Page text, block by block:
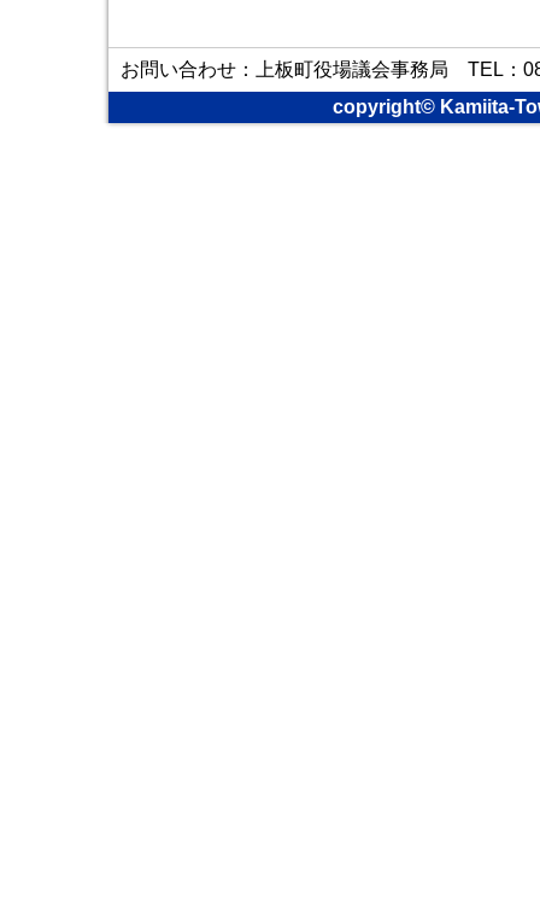
お問い合わせ：上板町役場議会事務局 TEL：
copyright© Kamiita-